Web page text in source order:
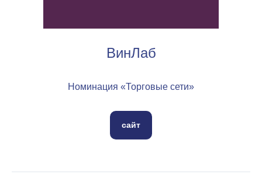
ВинЛаб
Номинация «Торговые сети»
сайт